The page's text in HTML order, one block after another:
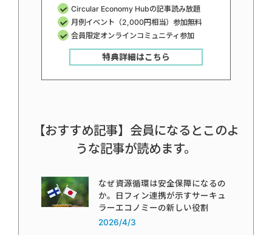
Circular Economy Hubの記事読み放題
月例イベント（2,000円相当）参加無料
会員限定オンラインコミュニティ参加
特典詳細はこちら
【おすすめ記事】会員になるとこのよ
うな記事が読めます。
なぜ資源循環は安全保障になるの
か。日フィン連携が示すサーキュ
ラーエコノミーの新しい役割
2026/4/3